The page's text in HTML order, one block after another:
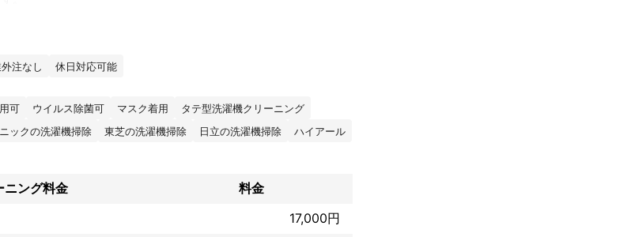
して様々な研修を受けております。
用される方や一人暮らしの方は「どんな人が来るんだろう…」とい
ち前の明るさと丁寧な対応で安心感を与えられたらと思っておりま
齢の方、アレルギーをお持ちの方やペットを飼っていらっしゃるご
天使の松】を中心に使用しています。
注なし 休日対応可能
可 ウイルス除菌可 マスク着用
タテ型洗濯機クリーニング
ックの洗濯機掃除 東芝の洗濯機掃除 日立の洗濯機掃除 ハイアール
ニング料金
料金
17,000円